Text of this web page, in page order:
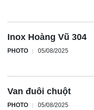
Inox Hoàng Vũ 304
PHOTO 05/08/2025
Van đuôi chuột
PHOTO 05/08/2025